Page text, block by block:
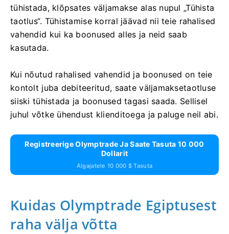
tühistada, klõpsates väljamakse alas nupul „Tühista
taotlus“. Tühistamise korral jäävad nii teie rahalised
vahendid kui ka boonused alles ja neid saab
kasutada.
Kui nõutud rahalised vahendid ja boonused on teie
kontolt juba debiteeritud, saate väljamaksetaotluse
siiski tühistada ja boonused tagasi saada. Sellisel
juhul võtke ühendust klienditoega ja paluge neil abi.
Registreerige Olymptrade Ja Saate Tasuta 10 000
Dollarit
Algajatele 10 000 $ Tasuta
Kuidas Olymptrade Egiptusest
raha välja võtta